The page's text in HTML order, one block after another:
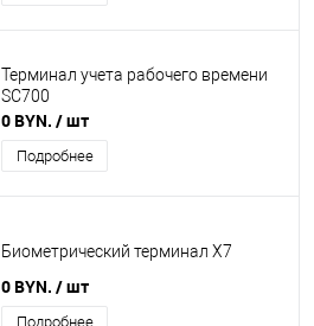
Терминал учета рабочего времени
SC700
0 BYN. / шт
Подробнее
Биометрический терминал X7
0 BYN. / шт
Подробнее